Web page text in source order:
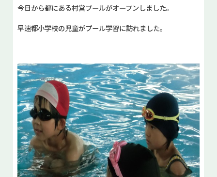
今日から都にある村営プールがオープンしました。
早速都小学校の児童がプール学習に訪れました。